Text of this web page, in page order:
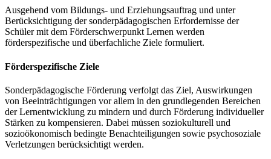
Ausgehend vom Bildungs- und Erziehungsauftrag und unter
Berücksichtigung der sonderpädagogischen Erfordernisse der
Schüler mit dem Förderschwerpunkt Lernen werden
förderspezifische und überfachliche Ziele formuliert.
Förderspezifische Ziele
Sonderpädagogische Förderung verfolgt das Ziel, Auswirkungen
von Beeinträchtigungen vor allem in den grundlegenden Bereichen
der Lernentwicklung zu mindern und durch Förderung individueller
Stärken zu kompensieren. Dabei müssen soziokulturell und
sozioökonomisch bedingte Benachteiligungen sowie psychosoziale
Verletzungen berücksichtigt werden.